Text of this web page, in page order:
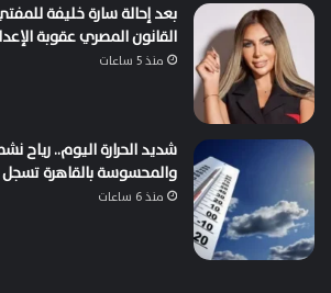
القانون المصري عقوبة
منذ 5 ساعات
شديد الحرارة اليوم.. رياح
والمحسوسة بالقاهرة تسجل 38 درجة
منذ 6 ساعات